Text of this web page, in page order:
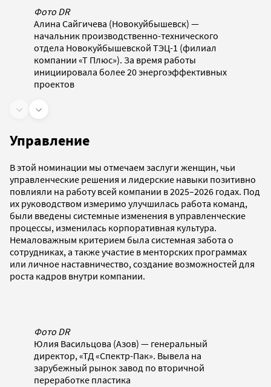
Фото DR
Алина Сайгичева (Новокуйбышевск) —
начальник производственно-технического
отдела Новокуйбышевской ТЭЦ-1 (филиал
компании «Т Плюс»). За время работы
инициировала более 20 энергоэффективных
проектов
Управление
В этой номинации мы отмечаем заслуги женщин, чьи
управленческие решения и лидерские навыки позитивно
повлияли на работу всей компании в 2025–2026 годах. Под
их руководством измеримо улучшилась работа команд,
были введены системные изменения в управленческие
процессы, изменилась корпоративная культура.
Немаловажным критерием была системная забота о
сотрудниках, а также участие в менторских программах
или личное наставничество, создание возможностей для
роста кадров внутри компании.
Фото DR
Юлия Васильцова (Азов) — генеральный
директор, «ТД «Спектр-Пак». Вывела на
зарубежный рынок завод по вторичной
переработке пластика